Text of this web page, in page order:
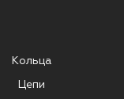
Кольца
Цепи